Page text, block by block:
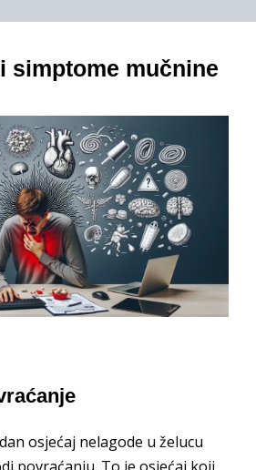
simptome mučnine
osjećaj nelagode u želucu